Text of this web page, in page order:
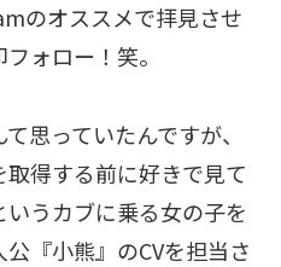
のオススメで拝見させ
ォロー！笑。
思っていたんですが、
得する前に好きで見て
いうカブに乗る女の子を
『小熊』のCVを担当さ